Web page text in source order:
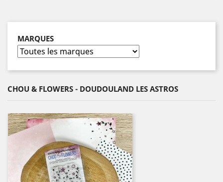
MARQUES
CHOU & FLOWERS - DOUDOULAND LES ASTROS